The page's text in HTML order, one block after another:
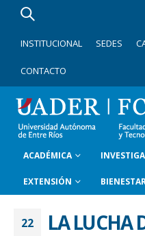
INSTITUCIONAL SEDES
CONTACTO
ACADÉMICA
EXTENSIÓN
22
LA LUCHA